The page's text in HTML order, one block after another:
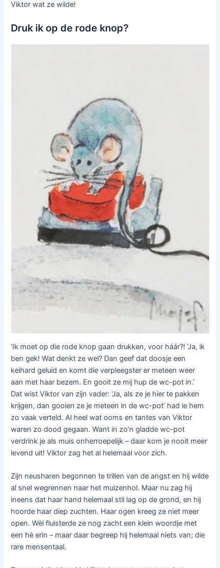
Viktor wat ze wilde!
Druk ik op de rode knop?
‘Ik moet op die rode knop gaan drukken, voor háár?! ‘Ja, ik
ben gek! Wat denkt ze wel? Dan geef dat doosje een
keihard geluid en komt die verpleegster er meteen weer
aan met haar bezem. En gooit ze mij hup de wc-pot in.’
Dat wist Viktor van zijn vader: ‘Ja, als ze je hier te pakken
krijgen, dan gooien ze je meteen in de wc-pot’ had ie hem
zo vaak verteld. Al heel wat ooms en tantes van Viktor
waren zo dood gegaan. Want in zo’n gladde wc-pot
verdrink je als muis onherroepelijk – daar kom je nooit meer
levend uit! Viktor zag het al helemaal voor zich.
Zijn neusharen begonnen te trillen van de angst en hij wilde
al snel wegrennen naar het muizenhol. Maar nu zag hij
ineens dat haar hand helemaal stil lag op de grond, en hij
hoorde haar diep zuchten. Haar ogen kreeg ze niet meer
open. Wèl fluisterde ze nog zacht een klein woordje met
een hè erin – maar daar begreep hij helemaal niets van; die
rare mensentaal.